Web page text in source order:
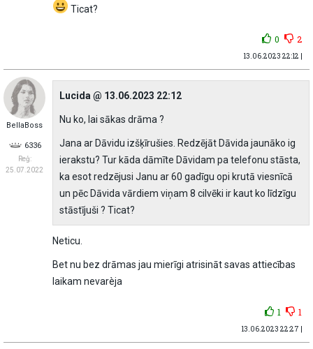
Ticat?
0 2
13.06.2023 22:12 |
BellaBoss
6336
Reģ:
25.07.2022
Lucida @ 13.06.2023 22:12
Nu ko, lai sākas drāma ?
Jana ar Dāvidu izšķīrušies. Redzējāt Dāvida jaunāko ig
ierakstu? Tur kāda dāmīte Dāvidam pa telefonu stāsta,
ka esot redzējusi Janu ar 60 gadīgu opi krutā viesnīcā
un pēc Dāvida vārdiem viņam 8 cilvēki ir kaut ko līdzīgu
stāstījuši ? Ticat?
Neticu.
Bet nu bez drāmas jau mierīgi atrisināt savas attiecības
laikam nevarèja
1 1
13.06.2023 22:27 |